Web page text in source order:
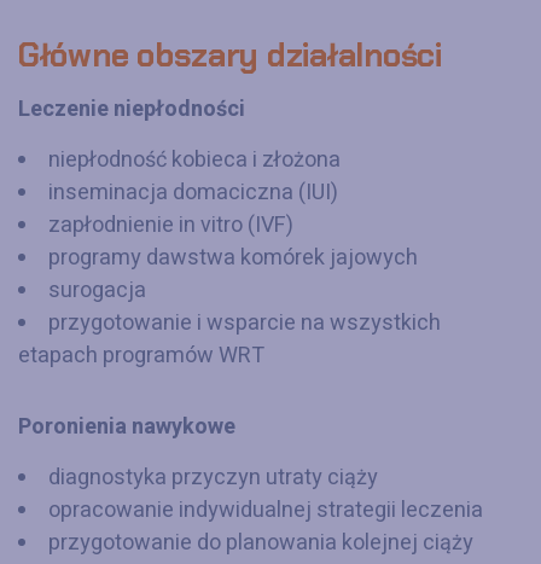
Główne obszary działalności
Leczenie niepłodności
niepłodność kobieca i złożona
inseminacja domaciczna (IUI)
zapłodnienie in vitro (IVF)
programy dawstwa komórek jajowych
surogacja
przygotowanie i wsparcie na wszystkich
etapach programów WRT
Poronienia nawykowe
diagnostyka przyczyn utraty ciąży
opracowanie indywidualnej strategii leczenia
przygotowanie do planowania kolejnej ciąży